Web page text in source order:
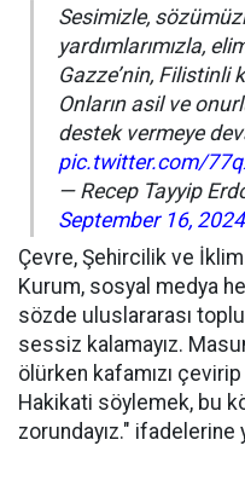
Sesimizle,
yardımlarımızla,
Gazze’nin, Filistinli
Onların asil ve
destek vermeye
pic.twitter.com/
— Recep Tayyip
September 16, 2024
Çevre, Şehircilik ve
Kurum, sosyal medya
sözde uluslararası
sessiz kalamayız.
ölürken kafamızı
Hakikati söylemek, bu
zorundayız." ifadelerine